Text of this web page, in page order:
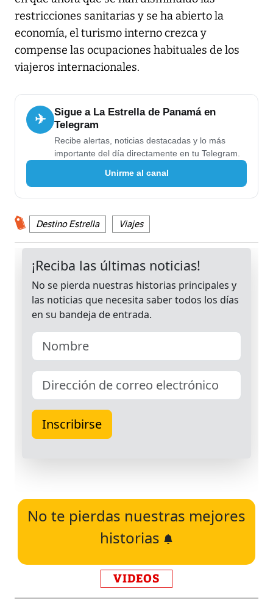
restricciones sanitarias y se ha abierto la
economía, el turismo interno crezca y
compense las ocupaciones habituales de los
viajeros internacionales.
✈
Sigue a La Estrella de Panamá en
Telegram
Recibe alertas, noticias destacadas y lo más
importante del día directamente en tu Telegram.
Unirme al canal
Destino Estrella Viajes
No te pierdas nuestras mejores
historias
VIDEOS